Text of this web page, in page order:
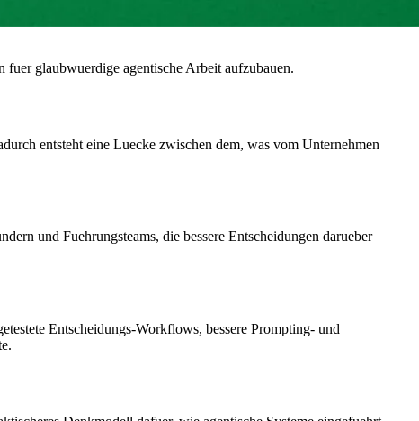
glaubwuerdige agentische Arbeit aufzubauen.
entsteht eine Luecke zwischen dem, was vom Unternehmen
und Fuehrungsteams, die bessere Entscheidungen darueber
Entscheidungs-Workflows, bessere Prompting- und